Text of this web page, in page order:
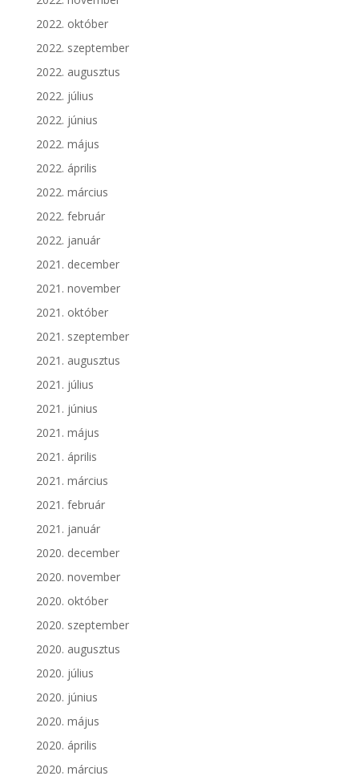
2022. október
2022. szeptember
2022. augusztus
2022. július
2022. június
2022. május
2022. április
2022. március
2022. február
2022. január
2021. december
2021. november
2021. október
2021. szeptember
2021. augusztus
2021. július
2021. június
2021. május
2021. április
2021. március
2021. február
2021. január
2020. december
2020. november
2020. október
2020. szeptember
2020. augusztus
2020. július
2020. június
2020. május
2020. április
2020. március